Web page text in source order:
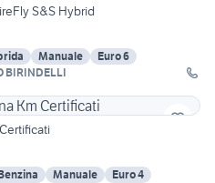
S&S Hybrid
Manuale
Euro 6
BIRINDELLI
Manuale Euro 4